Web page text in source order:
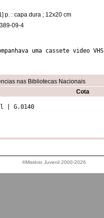
p. : capa dura ; 12x20 cm
09-4
uma cassete video VHS
nas Bibliotecas Nacionais
Cota
| G.0140
®Mistério Juvenil 2000-2026